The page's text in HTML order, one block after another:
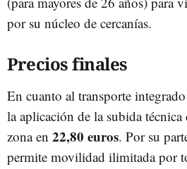
por su núcleo de cercanías.
Precios finales
En cuanto al transporte
la aplicación de la subida técnica
zona en 22,80 euros. Por su
permite movilidad ilimitada por